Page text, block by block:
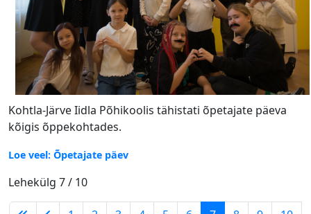
Kohtla-Järve Iidla Põhikoolis tähistati õpetajate päeva
kõigis õppekohtades.
Loe veel: Õpetajate päev
Lehekülg 7 / 10